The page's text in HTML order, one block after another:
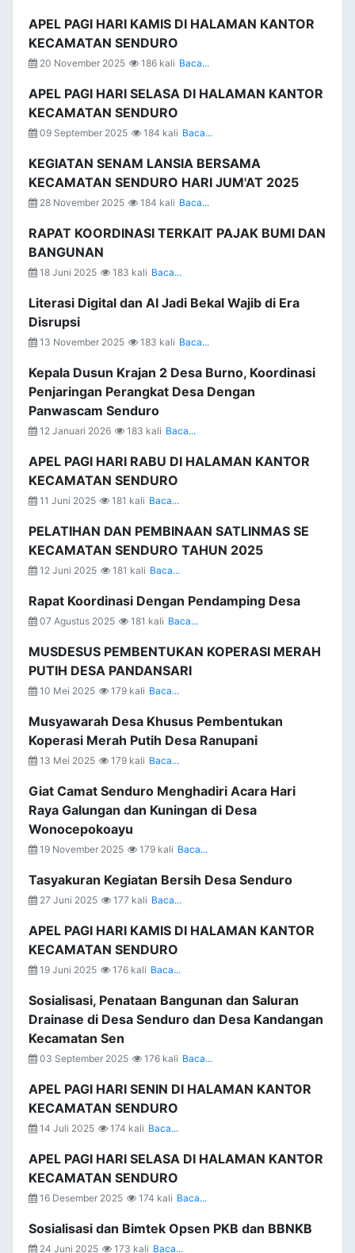
APEL PAGI HARI KAMIS DI HALAMAN KANTOR
KECAMATAN SENDURO
20 November 2025 186 kali Baca...
APEL PAGI HARI SELASA DI HALAMAN KANTOR
KECAMATAN SENDURO
09 September 2025 184 kali Baca...
KEGIATAN SENAM LANSIA BERSAMA
KECAMATAN SENDURO HARI JUM'AT 2025
28 November 2025 184 kali Baca...
RAPAT KOORDINASI TERKAIT PAJAK BUMI DAN
BANGUNAN
18 Juni 2025 183 kali Baca...
Literasi Digital dan AI Jadi Bekal Wajib di Era
Disrupsi
13 November 2025 183 kali Baca...
Kepala Dusun Krajan 2 Desa Burno, Koordinasi
Penjaringan Perangkat Desa Dengan
Panwascam Senduro
12 Januari 2026 183 kali Baca...
APEL PAGI HARI RABU DI HALAMAN KANTOR
KECAMATAN SENDURO
11 Juni 2025 181 kali Baca...
PELATIHAN DAN PEMBINAAN SATLINMAS SE
KECAMATAN SENDURO TAHUN 2025
12 Juni 2025 181 kali Baca...
Rapat Koordinasi Dengan Pendamping Desa
07 Agustus 2025 181 kali Baca...
MUSDESUS PEMBENTUKAN KOPERASI MERAH
PUTIH DESA PANDANSARI
10 Mei 2025 179 kali Baca...
Musyawarah Desa Khusus Pembentukan
Koperasi Merah Putih Desa Ranupani
13 Mei 2025 179 kali Baca...
Giat Camat Senduro Menghadiri Acara Hari
Raya Galungan dan Kuningan di Desa
Wonocepokoayu
19 November 2025 179 kali Baca...
Tasyakuran Kegiatan Bersih Desa Senduro
27 Juni 2025 177 kali Baca...
APEL PAGI HARI KAMIS DI HALAMAN KANTOR
KECAMATAN SENDURO
19 Juni 2025 176 kali Baca...
Sosialisasi, Penataan Bangunan dan Saluran
Drainase di Desa Senduro dan Desa Kandangan
Kecamatan Sen
03 September 2025 176 kali Baca...
APEL PAGI HARI SENIN DI HALAMAN KANTOR
KECAMATAN SENDURO
14 Juli 2025 174 kali Baca...
APEL PAGI HARI SELASA DI HALAMAN KANTOR
KECAMATAN SENDURO
16 Desember 2025 174 kali Baca...
Sosialisasi dan Bimtek Opsen PKB dan BBNKB
24 Juni 2025 173 kali Baca...